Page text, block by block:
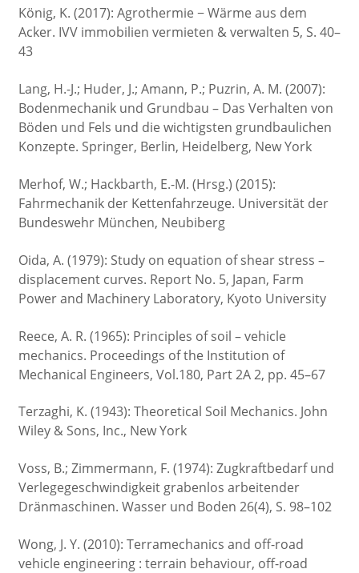
König, K. (2017): Agrothermie − Wärme aus dem
Acker. IVV immobilien vermieten & verwalten 5, S. 40–
43
Lang, H.-J.; Huder, J.; Amann, P.; Puzrin, A. M. (2007):
Bodenmechanik und Grundbau – Das Verhalten von
Böden und Fels und die wichtigsten grundbaulichen
Konzepte. Springer, Berlin, Heidelberg, New York
Merhof, W.; Hackbarth, E.-M. (Hrsg.) (2015):
Fahrmechanik der Kettenfahrzeuge. Universität der
Bundeswehr München, Neubiberg
Oida, A. (1979): Study on equation of shear stress –
displacement curves. Report No. 5, Japan, Farm
Power and Machinery Laboratory, Kyoto University
Reece, A. R. (1965): Principles of soil – vehicle
mechanics. Proceedings of the Institution of
Mechanical Engineers, Vol.180, Part 2A 2, pp. 45–67
Terzaghi, K. (1943): Theoretical Soil Mechanics. John
Wiley & Sons, Inc., New York
Voss, B.; Zimmermann, F. (1974): Zugkraftbedarf und
Verlegegeschwindigkeit grabenlos arbeitender
Dränmaschinen. Wasser und Boden 26(4), S. 98–102
Wong, J. Y. (2010): Terramechanics and off-road
vehicle engineering : terrain behaviour, off-road